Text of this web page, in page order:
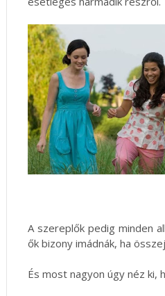
A szereplők pedig minden
ők bizony imádnák, ha
És most nagyon úgy néz ki,